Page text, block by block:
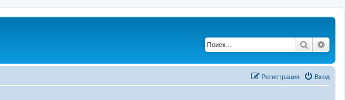
Поиск
Вход
Регистрация